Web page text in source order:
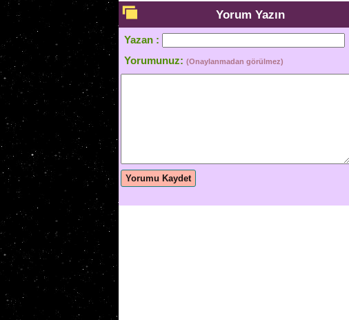
Yorum Yazın
Yazan :
Yorumunuz: (Onaylanmadan görülmez)
Yorumu Kaydet